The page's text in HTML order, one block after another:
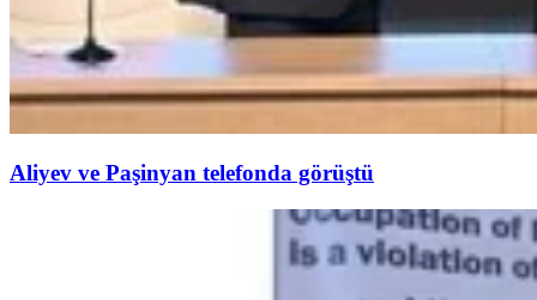
Aliyev ve Paşinyan telefonda görüştü